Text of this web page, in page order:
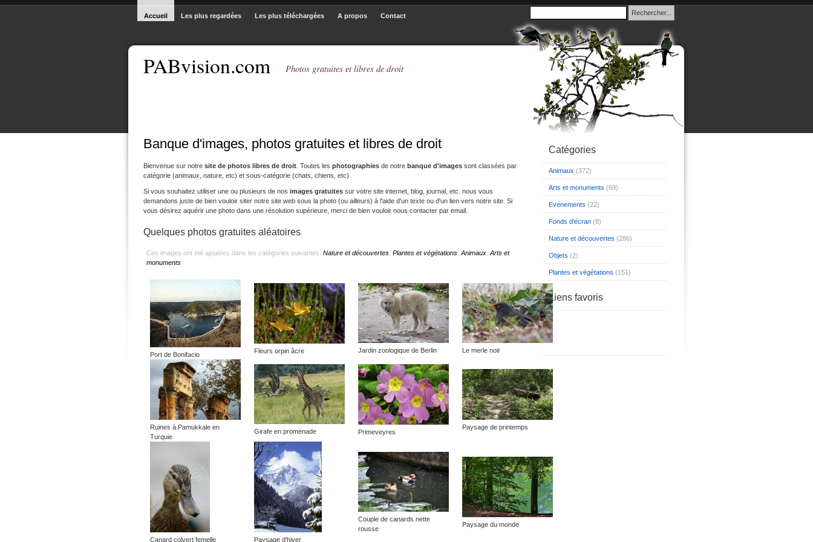
PABvision.com Photos gratuites et libres de droit
Accueil Les plus regardées Les plus téléchargées A propos Contact
Banque d'images, photos gratuites et libres de droit
Bienvenue sur notre site de photos libres de droit . Toutes les photographies de notre banque d'images sont classées par
catégorie (animaux, nature, etc) et sous-catégorie (chats, chiens, etc).
Si vous souhaitez utiliser une ou plusieurs de nos images gratuites sur votre site internet, blog, journal, etc. nous vous
demandons juste de bien vouloir siter notre site web sous la photo (ou ailleurs) à l'aide d'un texte ou d'un lien vers notre site. Si
vous désirez aquérir une photo dans une résolution supérieure, merci de bien vouloir nous contacter par email.
Quelques photos gratuites aléatoires
Ces images ont été ajoutées dans les catégories suivantes: Nature et découvertes Plantes et végétations Animaux Arts et
monuments
Port de Bonifacio Fleurs orpin âcre Jardin zoologique de Berlin Le merle noir
Ruines à Pamukkale en
Turquie
Girafe en promenade Primeveyres
Paysage de printemps
Canard colvert femelle Paysage d'hiver
Couple de canards nette
rousse
Paysage du monde
Catégories
Animaux (372)
Arts et monuments (69)
Evénements (22)
Fonds d'écran (8)
Nature et découvertes (286)
Objets (2)
Plantes et végétations (151)
Liens favoris